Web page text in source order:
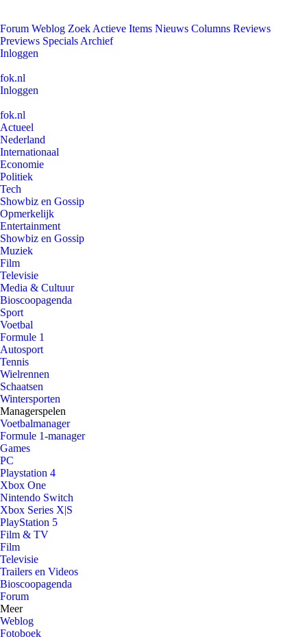
Forum Weblog Zoek Actieve Items Nieuws Columns Reviews
Previews Specials Archief
Inloggen
fok.nl
Inloggen
fok.nl
Actueel
Nederland
Internationaal
Economie
Politiek
Tech
Showbiz en Gossip
Opmerkelijk
Entertainment
Showbiz en Gossip
Muziek
Film
Televisie
Media & Cultuur
Bioscoopagenda
Sport
Voetbal
Formule 1
Autosport
Tennis
Wielrennen
Schaatsen
Wintersporten
Managerspelen
Voetbalmanager
Formule 1-manager
Games
PC
Playstation 4
Xbox One
Nintendo Switch
Xbox Series X|S
PlayStation 5
Film & TV
Film
Televisie
Trailers en Videos
Bioscoopagenda
Forum
Meer
Weblog
Fotoboek